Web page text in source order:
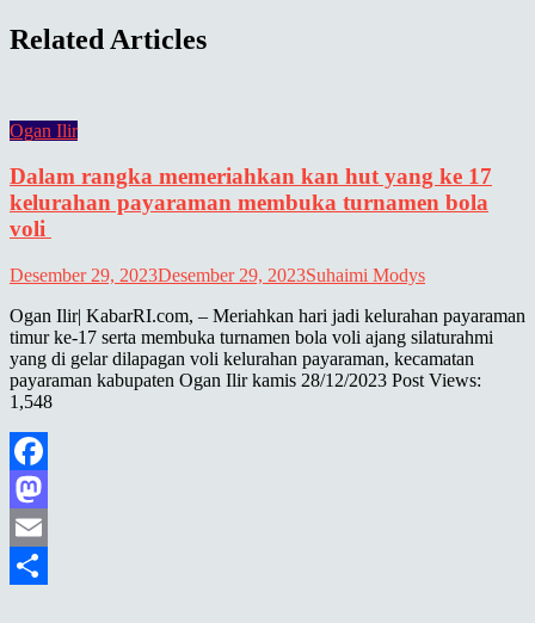
Related Articles
Ogan Ilir
Dalam rangka memeriahkan kan hut yang ke 17
kelurahan payaraman membuka turnamen bola
voli
Desember 29, 2023Desember 29, 2023Suhaimi Modys
Ogan Ilir| KabarRI.com, – Meriahkan hari jadi kelurahan payaraman
timur ke-17 serta membuka turnamen bola voli ajang silaturahmi
yang di gelar dilapagan voli kelurahan payaraman, kecamatan
payaraman kabupaten Ogan Ilir kamis 28/12/2023 Post Views:
1,548
Facebook
Mastodon
Email